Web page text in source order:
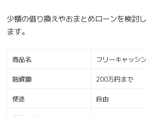
少額の借り換えやおまとめローンを検討
ます。
商品名 フリーキャッシ
融資額 200万円まで
使途 自由